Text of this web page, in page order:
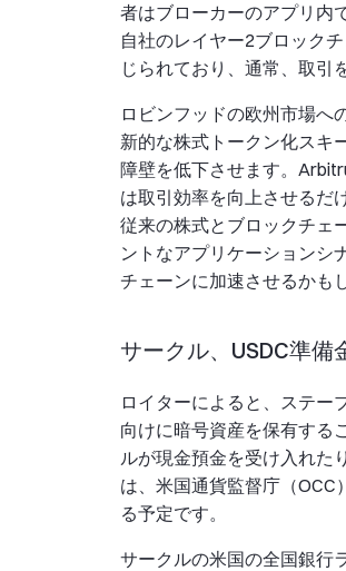
者はブローカーのアプリ内
自社のレイヤー2ブロック
じられており、通常、取引
ロビンフッドの欧州市場へ
新的な株式トークン化スキ
障壁を低下させます。
は取引効率を向上させるだ
従来の株式とブロックチェ
ントなアプリケーションシ
チェーンに加速させるかも
サークル、USDC準
ロイターによると、ステー
向けに暗号資産を保有する
ルが現金預金を受け入れた
は、米国通貨監督庁（OCC
る予定です。
サークルの米国の全国銀行